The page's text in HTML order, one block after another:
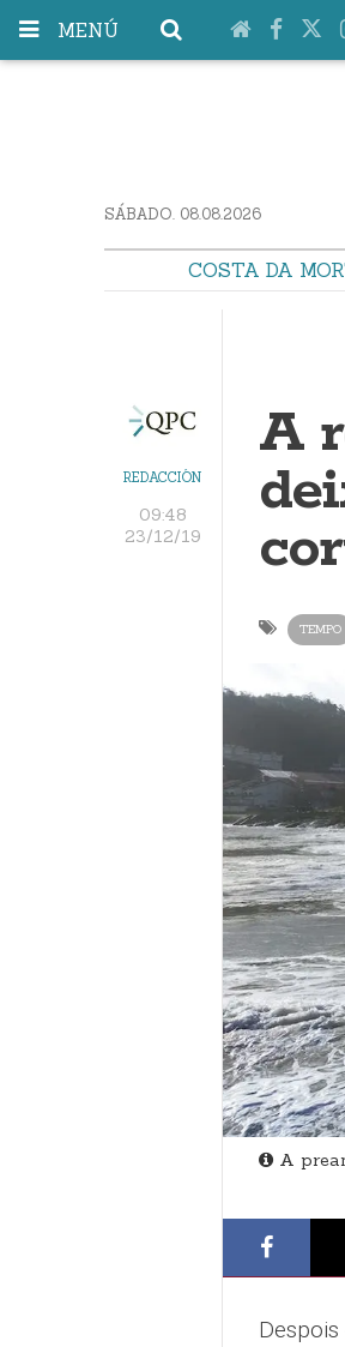
MENÚ
SÁBADO. 08.08.2026
COSTA DA
REDACCIÓN
09:48
23/12/19
A
TEMPO
A
Despois